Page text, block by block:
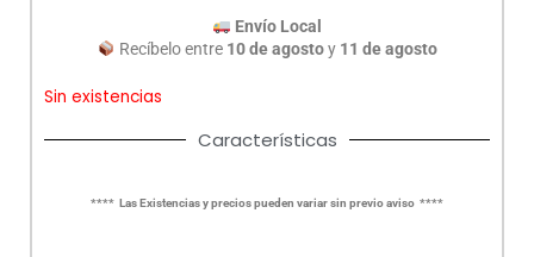
Envío Local
Recíbelo entre 10 de agostoy 11 de agosto
Sin existencias
Características
**** Las Existencias y precios pueden variar sin previo aviso ****